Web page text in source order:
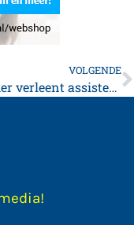
VOLGENDE
Franeker verleent assistentie bij grote brand Minnertsga *foto’s*